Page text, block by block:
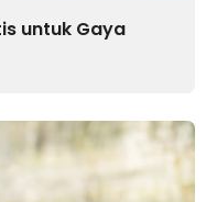
untuk Gaya